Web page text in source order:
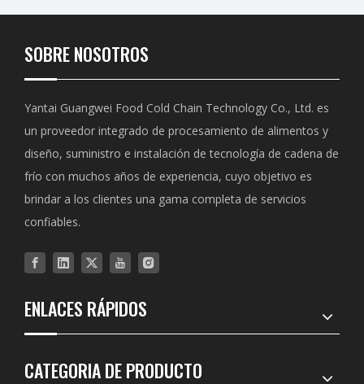
SOBRE NOSOTROS
Yantai Guangwei Food Cold Chain Technology Co., Ltd. es
un proveedor integrado de procesamiento de alimentos y
diseño, suministro e instalación de tecnología de cadena de
frío con muchos años de experiencia, cuyo objetivo es
brindar a los clientes una gama completa de servicios
confiables.
ENLACES RÁPIDOS
CATEGORIA DE PRODUCTO